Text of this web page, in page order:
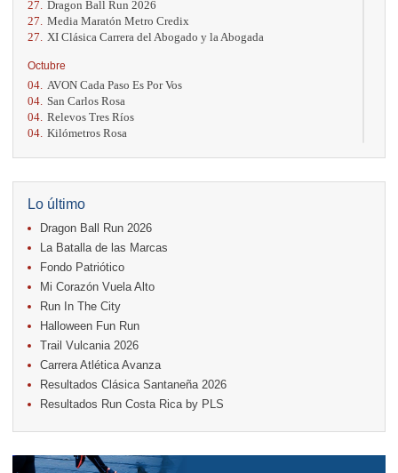
27. Dragon Ball Run 2026
27. Media Maratón Metro Credix
27.
XI Clásica Carrera del Abogado y la Abogada
Octubre
04. AVON Cada Paso Es Por Vos
04. San Carlos Rosa
04. Relevos Tres Ríos
04. Kilómetros Rosa
18. Casa Turire Trail Run
18.
Warriors Run Circuit
18. Samsung Jacó Beach Half Marathon 2026
25. KRun by Under Armour
25. Run Alajuela
31.
Halloween Fun Run
Noviembre
08. Lindora Run
15. Entre Pan y Rosas
Diciembre
06. Trail Vulcania 2026
12. Media Maratón Puntarenas 2026
Lo último
Dragon Ball Run 2026
La Batalla de las Marcas
Fondo Patriótico
Mi Corazón Vuela Alto
Run In The City
Halloween Fun Run
Trail Vulcania 2026
Carrera Atlética Avanza
Resultados Clásica Santaneña 2026
Resultados Run Costa Rica by PLS